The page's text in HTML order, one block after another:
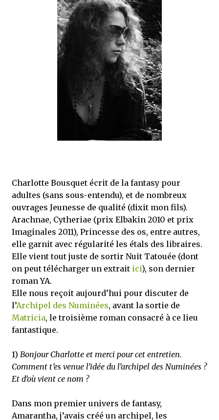
que Thomas connaissait et appréciait Olivier. Marlowe découvre une ville qu’il
ne connaissait pas, habitée par la méfiance, la peur et le rigorisme de la Ligue,
une ville pleine de mystères et de vieilles rancœurs. La Dame d...
Charlotte Bousquet écrit de la fantasy pour
adultes (sans sous-entendu), et de nombreux
ouvrages Jeunesse de qualité (dixit mon fils).
Arachnae, Cytheriae (prix Elbakin 2010 et prix
Imaginales 2011), Princesse des os, entre autres,
elle garnit avec régularité les étals des libraires.
Elle vient tout juste de sortir Nuit Tatouée (dont
on peut télécharger un extrait ici), son dernier
roman YA.
Elle nous reçoit aujourd’hui pour discuter de
l’Archipel des Numinées, avant la sortie de
Matricia, le troisième roman consacré à ce lieu
fantastique.
1) Bonjour Charlotte et merci pour cet entretien.
Comment t’es venue l’idée du l’archipel des Numinées ?
Et d’où vient ce nom ?
Dans mon premier univers de fantasy,
Amarantha, j’avais créé un archipel, les